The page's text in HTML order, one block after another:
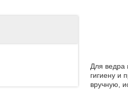
Для ведра
гигиену и
вручную,